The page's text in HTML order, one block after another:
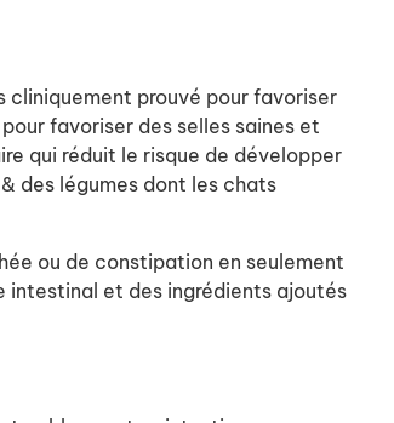
cliniquement prouvé pour favoriser
favoriser des selles saines et
qui réduit le risque de développer
des légumes dont les chats
ou de constipation en seulement
intestinal et des ingrédients ajoutés